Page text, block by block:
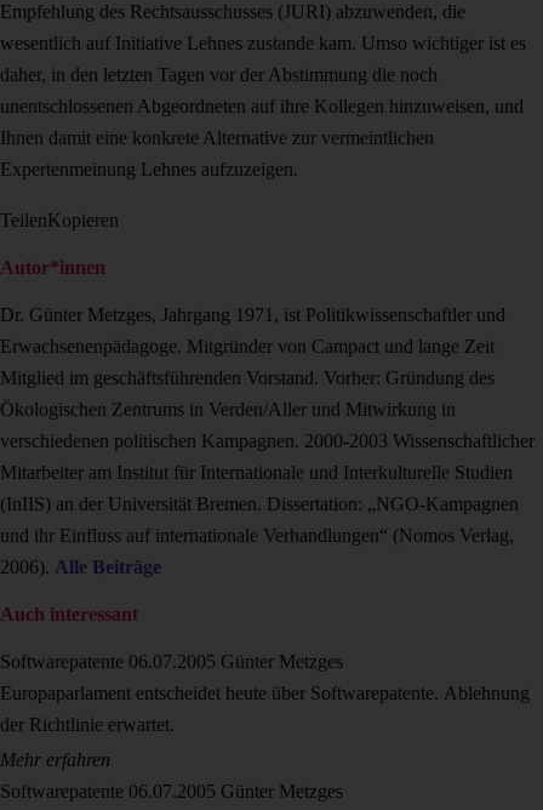
Empfehlung des Rechtsausschusses (JURI) abzuwenden, die
wesentlich auf Initiative Lehnes zustande kam. Umso wichtiger ist es
daher, in den letzten Tagen vor der Abstimmung die noch
unentschlossenen Abgeordneten auf ihre Kollegen hinzuweisen, und
Ihnen damit eine konkrete Alternative zur vermeintlichen
Expertenmeinung Lehnes aufzuzeigen.
TeilenKopieren
Autor*innen
Dr. Günter Metzges, Jahrgang 1971, ist Politikwissenschaftler und
Erwachsenenpäda­goge. Mitgründer von Campact und lange Zeit
Mitglied im geschäftsführenden Vorstand. Vorher: Gründung des
Ökologischen Zentrums in Verden/Aller und Mitwirkung in
verschiedenen politischen Kampagnen. 2000-2003 Wissenschaftlicher
Mitarbeiter am Institut für Internationale und Interkulturelle Studien
(InIIS) an der Universität Bremen. Dissertation: „NGO-Kampagnen
und ihr Einfluss auf internationale Verhandlungen“ (Nomos Verlag,
2006). Alle Beiträge
Auch interessant
Softwarepatente 06.07.2005 Günter Metzges
Europaparlament entscheidet heute über Softwarepatente. Ablehnung
der Richtlinie erwartet.
Mehr erfahren
Softwarepatente 06.07.2005 Günter Metzges